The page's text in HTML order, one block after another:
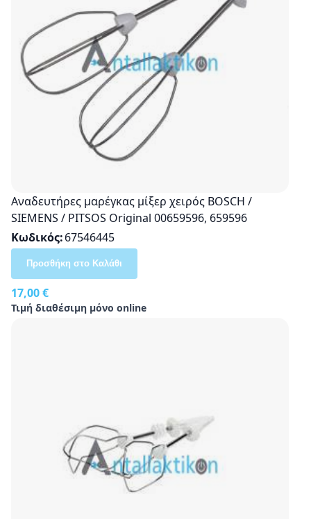
Αναδευτήρες μαρέγκας μίξερ χειρός BOSCH /
SIEMENS / PITSOS Original 00659596, 659596
Κωδικός 67546445
17,00 €
Τιμή διαθέσιμη μόνο online
Προσθήκη στο Καλάθι